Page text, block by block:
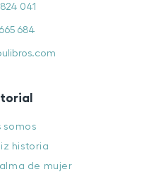
041
684
somos
historia
de mujer